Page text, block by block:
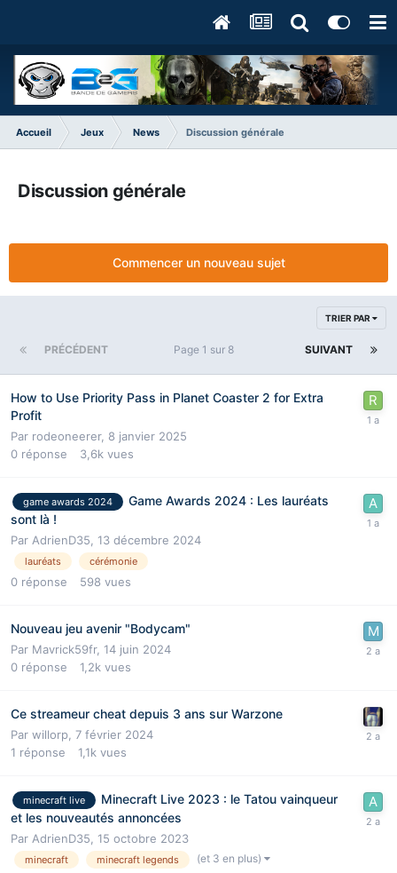
Accueil Jeux News Discussion générale
Discussion générale
Commencer un nouveau sujet
TRIER PAR
PRÉCÉDENT SUIVANT
Page 1 sur 8
How to Use Priority Pass in Planet Coaster 2 for Extra
Profit
Par rodeoneerer, 8 janvier 2025
0 réponse 3,6k vues
game awards 2024
Game Awards 2024 : Les lauréats
sont là !
Par AdrienD35 13 décembre 2024
lauréats cérémonie
0 réponse 598 vues
Nouveau jeu avenir "Bodycam"
Par Mavrick59fr, 14 juin 2024
0 réponse 1,2k vues
Ce streameur cheat depuis 3 ans sur Warzone
Par willorp 7 février 2024
1 réponse 1,1k vues
minecraft live
Minecraft Live 2023 : le Tatou vainqueur
et les nouveautés annoncées
Par AdrienD35 15 octobre 2023
minecraft minecraft legends (et 3 en plus)